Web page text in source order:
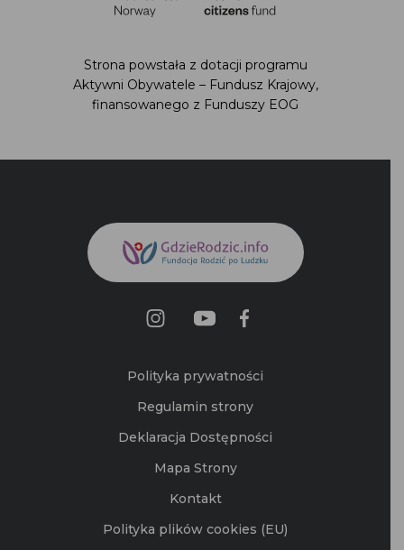
Strona powstała z dotacji programu
Aktywni Obywatele – Fundusz Krajowy,
finansowanego z Funduszy EOG
Polityka prywatności
Regulamin strony
Deklaracja Dostępności
Mapa Strony
Kontakt
Polityka plików cookies (EU)